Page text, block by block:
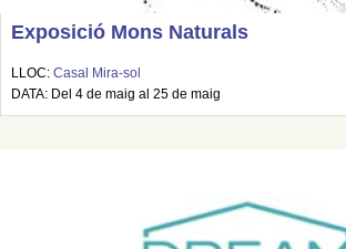
Exposició Mons Naturals
LLOC: Casal Mira-sol
DATA: Del 4 de maig al 25 de maig